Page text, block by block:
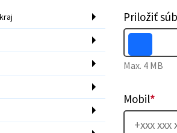
Priložiť
Max. 4 MB
Mobil*